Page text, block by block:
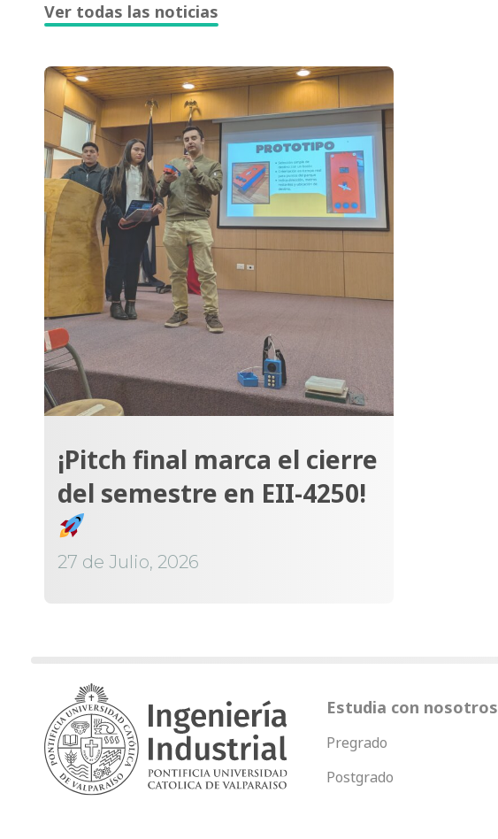
Ver todas las noticias
¡Pitch final marca el cierre
del semestre en EII-4250!
27 de Julio, 2026
Estudia con nosotros
Pregrado
Postgrado